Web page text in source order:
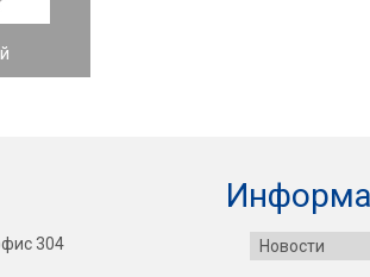
304
Новости